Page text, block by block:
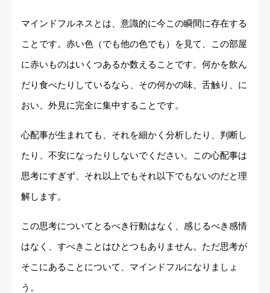
マインドフルネスとは、意識的に今この瞬間に存在する
ことです。赤い色（でも他の色でも）を見て、この部屋
に赤いものはいくつあるか数えることです。何かを飲ん
だり食べたりしているなら、その何かの味、舌触り、に
おい、外見に完全に集中することです。
心配事が生まれても、それを細かく分析したり、判断し
たり、不安になったりしないでください。この心配事は
思考にすぎず、それ以上でもそれ以下でもないのだと理
解します。
この思考についてとるべき行動はなく、感じるべき感情
はなく、すべきことはひとつもありません。ただ思考が
そこにあることについて、マインドフルになりましょ
う。